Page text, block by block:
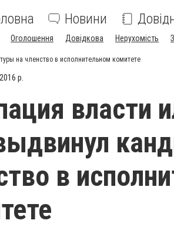
Новини
Оголошення Довідкова Нерухомість
на членство в исполнительном комитете
р.
власти
в